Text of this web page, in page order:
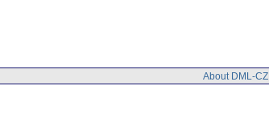
About DML-CZ